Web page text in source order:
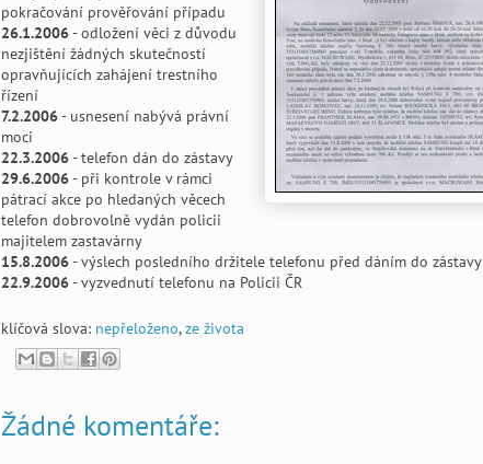
pokračování prověřování případu
26.1.2006- odložení věci z důvodu
nezjištění žádných skutečností
opravňujících zahájení trestního
řízení
7.2.2006- usnesení nabývá právní
moci
22.3.2006- telefon dán do zástavy
29.6.2006- při kontrole v rámci
pátrací akce po hledaných věcech
telefon dobrovolně vydán policii
majitelem zastavárny
15.8.2006- výslech posledního držitele telefonu před dáním do zástavy
22.9.2006- vyzvednutí telefonu na Policii ČR
klíčová slova: nepřeloženo,ze života
Žádné komentáře: